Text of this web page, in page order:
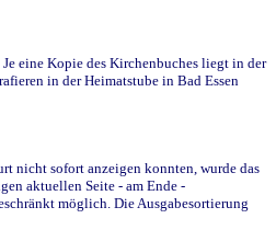
eine Kopie des Kirchenbuches liegt in der
in der Heimatstube in Bad Essen
nicht sofort anzeigen konnten, wurde das
aktuellen Seite - am Ende -
möglich. Die Ausgabesortierung